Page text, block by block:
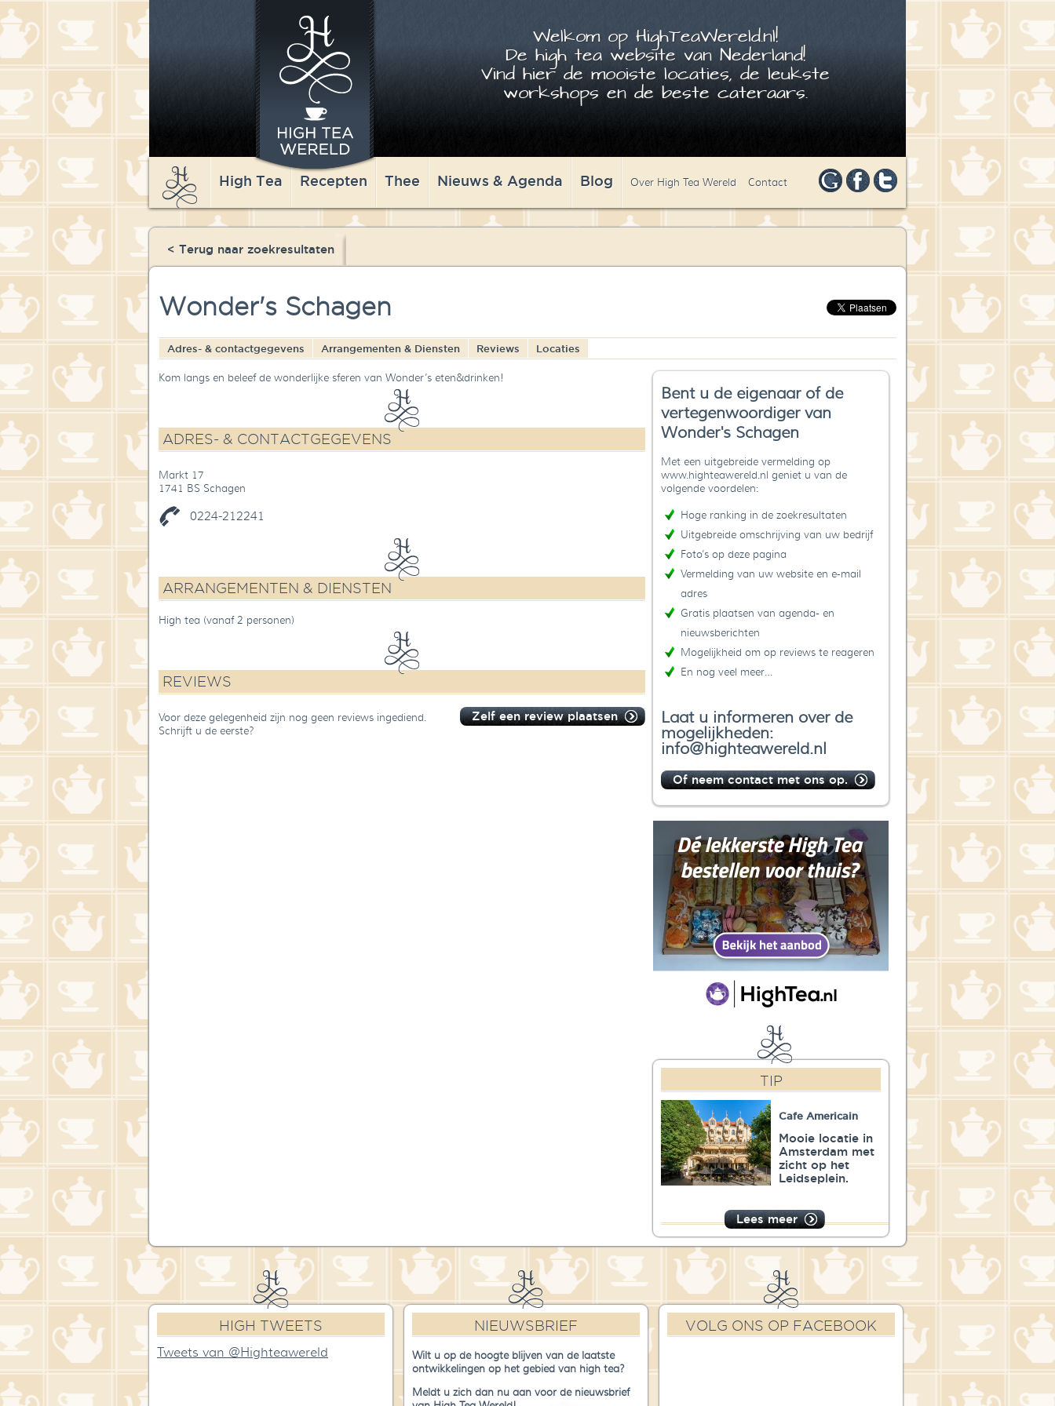
Welkom op HighTeaWereld.nl!
De high tea website van Nederland!
Vind hier de mooiste locaties, de leukste
workshops en de beste cateraars.
High Tea Recepten Thee Nieuws & Agenda Blog Over High Tea Wereld Contact
< Terug naar zoekresultaten
Wonder's Schagen
Adres- & contactgegevens Arrangementen & Diensten Reviews Locaties
Bent u de eigenaar of de
vertegenwoordiger van
Wonder's Schagen
Met een uitgebreide vermelding op
www.highteawereld.nl geniet u van de
volgende voordelen:
Hoge ranking in de zoekresultaten
Uitgebreide omschrijving van uw bedrijf
Foto’s op deze pagina
Vermelding van uw website en e-mail
adres
Gratis plaatsen van agenda- en
nieuwsberichten
Mogelijkheid om op reviews te reageren
En nog veel meer…
Laat u informeren over de
mogelijkheden:
info@highteawereld.nl
Of neem contact met ons op.
TIP
Cafe Americain
Mooie locatie in
Amsterdam met
zicht op het
Leidseplein.
Lees meer
Kom langs en beleef de wonderlijke sferen van Wonder’s eten&drinken!
ADRES- & CONTACTGEGEVENS
Markt 17
1741 BS Schagen
0224-212241
ARRANGEMENTEN & DIENSTEN
High tea (vanaf 2 personen)
REVIEWS
Zelf een review plaatsen
Voor deze gelegenheid zijn nog geen reviews ingediend.
Schrijft u de eerste?
HIGH TWEETS
Tweets van @Highteawereld
NIEUWSBRIEF
Wilt u op de hoogte blijven van de laatste
ontwikkelingen op het gebied van high tea?
Meldt u zich dan nu aan voor de nieuwsbrief
VOLG ONS OP FACEBOOK